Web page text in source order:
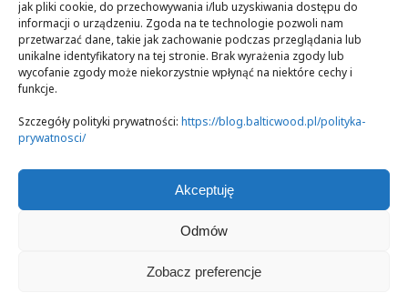
jak pliki cookie, do przechowywania i/lub uzyskiwania dostępu do
informacji o urządzeniu. Zgoda na te technologie pozwoli nam
przetwarzać dane, takie jak zachowanie podczas przeglądania lub
unikalne identyfikatory na tej stronie. Brak wyrażenia zgody lub
wycofanie zgody może niekorzystnie wpłynąć na niektóre cechy i
funkcje.
Szczegóły polityki prywatności: https://blog.balticwood.pl/polityka-
prywatnosci/
Akceptuję
Odmów
Zobacz preferencje
wybrać, by stworzyć w mieszkaniu niezwykły (mikro)klimat.
Śledzimy najnowsze trendy w aranżacji pomieszczeń, ale też
sami je tworzymy. Staramy się trafić w gusta zarówno
tradycjonalistów, jak i osób lubiących styl nowoczesny
czy awangardę. Jeśli kochasz piękno i naturalność, to na pewno
znajdziesz u nas aranżacje, które Cię zachwycą.
Zapraszamy do lektury!